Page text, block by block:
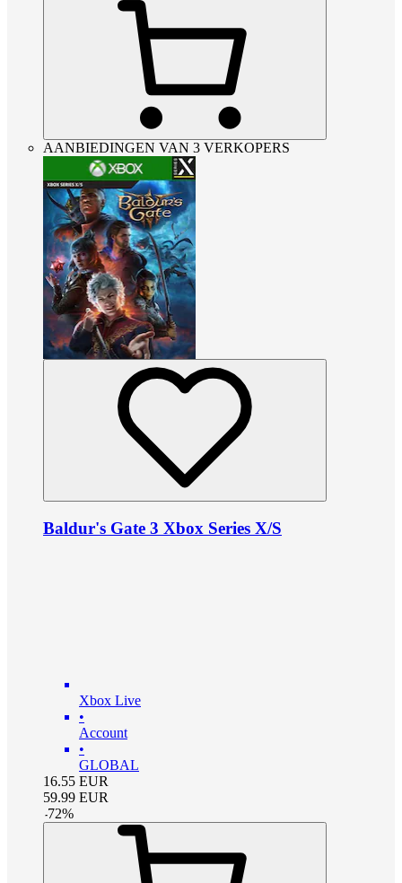
AANBIEDINGEN VAN 3 VERKOPERS
Baldur's Gate 3 Xbox Series X/S
Xbox Live
•
Account
•
GLOBAL
16.55 EUR
59.99 EUR
-72%